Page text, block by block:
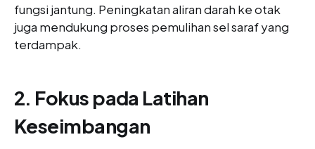
fungsi jantung. Peningkatan aliran darah ke otak
juga mendukung proses pemulihan sel saraf yang
terdampak.
2. Fokus pada Latihan
Keseimbangan